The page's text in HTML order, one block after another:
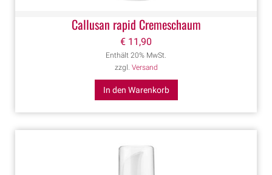
Callusan rapid Cremeschaum
€ 11,90
Enthält 20% MwSt.
zzgl. Versand
In den Warenkorb